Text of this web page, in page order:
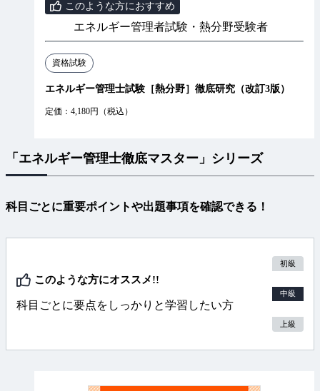
このような方におすすめ
エネルギー管理者試験・熱分野受験者
資格試験
エネルギー管理士試験［熱分野］徹底研究（改訂3版）
定価：4,180円（税込）
「エネルギー管理士徹底マスター」シリーズ
科目ごとに重要ポイントや出題事項を確認できる！
このような方にオススメ!!
科目ごとに要点をしっかりと学習したい方
初級
中級
上級